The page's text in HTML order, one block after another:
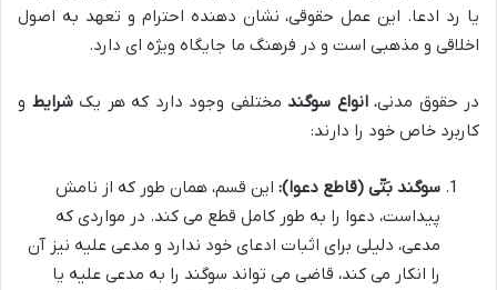
یا رد ادعا. این عمل حقوقی، نشان دهنده احترام و تعهد به اصول
اخلاقی و مذهبی است و در فرهنگ ما جایگاه ویژه ای دارد.
در حقوق مدنی،انواع سوگند مختلفی وجود دارد که هر یکشرایط و
کاربرد خاص خود را دارند:
سوگند بَتّی (قاطع دعوا): این قسم، همان طور که از نامش
پیداست، دعوا را به طور کامل قطع می کند. در مواردی که
مدعی، دلیلی برای اثبات ادعای خود ندارد و مدعی علیه نیز آن
را انکار می کند، قاضی می تواند سوگند را به مدعی علیه یا